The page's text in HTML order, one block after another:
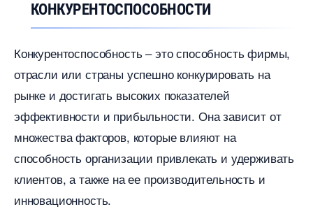
КОНКУРЕНТОСПОСОБНОСТИ
Конкурентоспособность – это способность фирмы,
отрасли или страны успешно конкурировать на
рынке и достигать высоких показателей
эффективности и прибыльности.​ Она зависит от
множества факторов, которые влияют на
способность организации привлекать и удерживать
клиентов, а также на ее производительность и
инновационность.